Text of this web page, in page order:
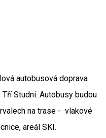
autobusová doprava
Studní. Autobusy budou
na trase - vlakové
areál SKI.